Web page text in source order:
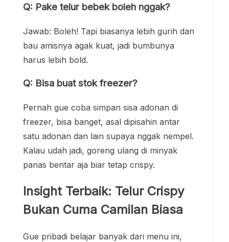
Q: Pake telur bebek boleh nggak?
Jawab: Boleh! Tapi biasanya lebih gurih dan
bau amisnya agak kuat, jadi bumbunya
harus lebih bold.
Q: Bisa buat stok freezer?
Pernah gue coba simpan sisa adonan di
freezer, bisa banget, asal dipisahin antar
satu adonan dan lain supaya nggak nempel.
Kalau udah jadi, goreng ulang di minyak
panas bentar aja biar tetap crispy.
Insight Terbaik: Telur Crispy
Bukan Cuma Camilan Biasa
Gue pribadi belajar banyak dari menu ini,